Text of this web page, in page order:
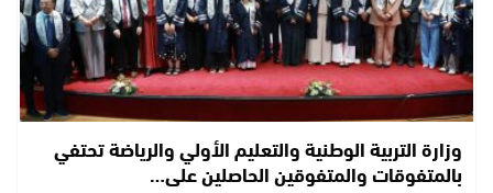
وزارة التربية الوطنية والتعليم الأولي والرياضة تحتفي
بالمتفوقات والمتفوقين الحاصلين على…